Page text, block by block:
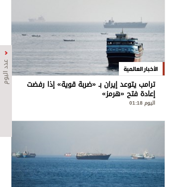
عدد اليوم الأخبار العالمية
ترامب يتوعد إيران بـ «ضربة قوية» إذا رفضت
إعادة فتح «هرمز»
اليوم 01:18